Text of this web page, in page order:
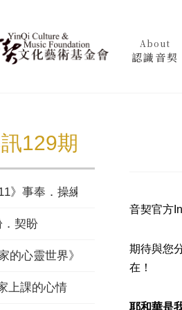
About
認識音契
129期
》事奉．操練．紀律
．契盼
的心靈世界》忠於所託．布魯克
上課的心情
音契官方
期待與您
在！
耶和華是